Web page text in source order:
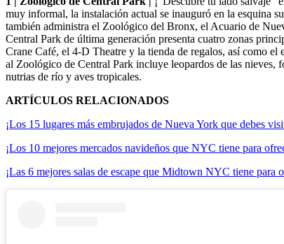
muy informal, la instalación actual se inauguró en la esquina
también administra el Zoológico del Bronx, el Acuario de
Central Park de última generación presenta cuatro zonas
Crane Café, el 4-D Theatre y la tienda de regalos, así como
al Zoológico de Central Park incluye leopardos de las nieves,
nutrias de río y aves tropicales.
ARTÍCULOS RELACIONADOS
¡Los 15 lugares más embrujados de Nueva York que debes
¡Los 10 mejores mercados navideños que NYC tiene para
¡Las 6 mejores salas de escape que Midtown NYC tiene para